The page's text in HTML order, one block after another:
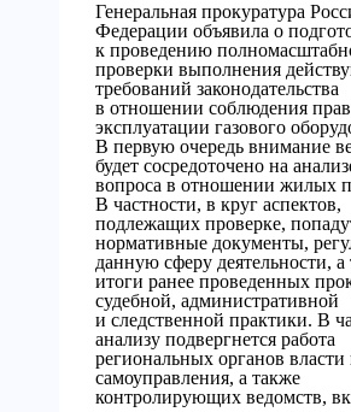
Генеральная прокуратура
Федерации объявила о
к проведению
проверки выполнения
требований законодательства
в отношении соблюдения
эксплуатации газового
В первую очередь внимание
будет сосредоточено на
вопроса в отношении жилых
В частности, в круг аспектов,
подлежащих проверке,
нормативные документы,
данную сферу деятельности, а
итоги ранее проведенных
судебной, административной
и следственной практики. В
анализу подвергнется работа
региональных органов власти
самоуправления, а также
контролирующих ведомств,